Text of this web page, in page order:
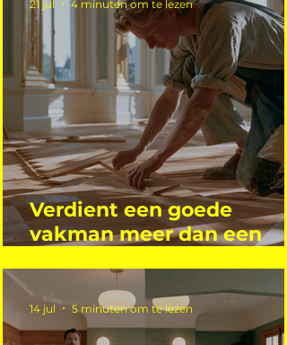
Verdient een goede
vakman meer dan een
21 jul 4 minuten om te lezen
14 jul 5 minuten om te lezen